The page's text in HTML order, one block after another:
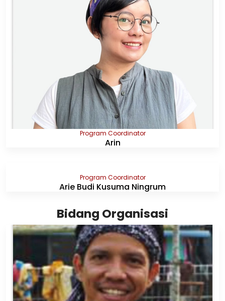
Program Coordinator
Arin
Program Coordinator
Arie Budi Kusuma Ningrum
Bidang Organisasi